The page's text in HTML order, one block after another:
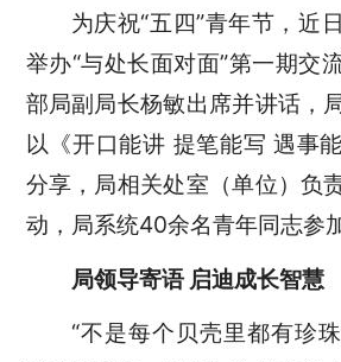
为庆祝“五四”青年节，近
举办“与处长面对面”第一期交
部局副局长杨敏出席并讲话，
以《开口能讲 提笔能写 遇事
分享，局相关处室（单位）负
动，局系统40余名青年同志参加
局领导寄语 启迪成长智慧
“不是每个贝壳里都有珍